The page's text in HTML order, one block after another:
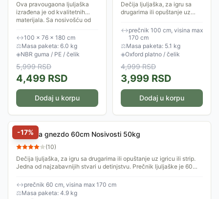
Ova pravougaona ljuljaška
izrađena je od kvalitetnih
materijala. Sa nosivošću od
pogodna za decu, a podesiva
visina omogućava...
↔100 × 76 × 180 cm
⚖Masa paketa: 6.0 kg
◈NBR guma / PE / čelik
5,999RSD
4,499 RSD
Dodaj u korpu
Dečija ljuljaška, za igru sa
drugarima ili opuštanje uz
najzabavnijih stvari u
detinjstvu. Prečnik ljuljaške je
100 cm. Za...
↔prečnik 100 cm, visina max
170 cm
⚖Masa paketa: 5.1 kg
◈Oxford platno / čelik
4,999RSD
3,999 RSD
Dodaj u korpu
-17%
Ljulaška gnezdo 60cm Nosivosti 50kg
(10)
Dečija ljuljaška, za igru sa drugarima ili opuštanje uz igricu ili strip.
Jedna od najzabavnijih stvari u detinjstvu. Prečnik ljuljaške je 60
↔prečnik 60 cm, visina max 170 cm
⚖Masa paketa: 4.9 kg